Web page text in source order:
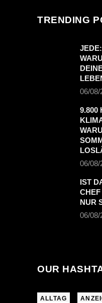
TRENDING
06/08/
9.800
06/08/
IST
NUR
06/08/
OUR
ALLTAG